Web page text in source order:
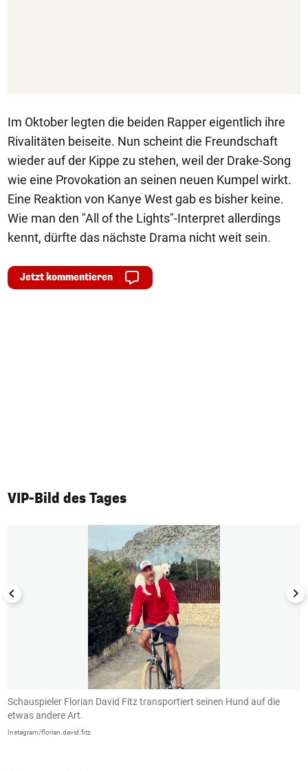
Im Oktober legten die beiden Rapper eigentlich ihre
Rivalitäten beiseite. Nun scheint die Freundschaft
wieder auf der Kippe zu stehen, weil der Drake-Song
wie eine Provokation an seinen neuen Kumpel wirkt.
Eine Reaktion von Kanye West gab es bisher keine.
Wie man den "All of the Lights"-Interpret allerdings
kennt, dürfte das nächste Drama nicht weit sein.
Jetzt kommentieren
VIP-Bild des Tages
1/50
Schauspieler Florian David Fitz transportiert seinen Hund auf die
etwas andere Art.
Instagram/florian.david.fitz